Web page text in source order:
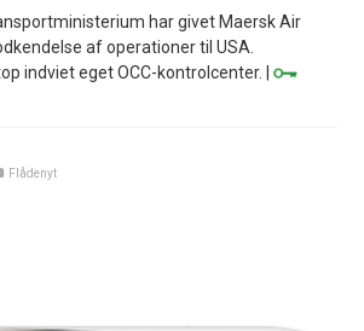
har givet Maersk Air
af operationer til USA.
indviet eget OCC-kontrolcenter. |
Flådenyt